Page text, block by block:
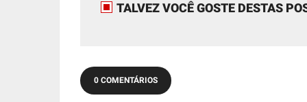
TALVEZ VOCÊ GOSTE DESTAS
0 COMENTÁRIOS